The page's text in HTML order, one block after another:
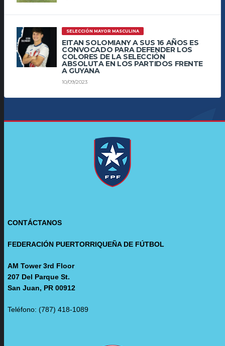
SELECCIÓN MAYOR MASCULINA
EITAN SOLOMIANY A SUS 16 AÑOS ES
CONVOCADO PARA DEFENDER LOS
COLORES DE LA SELECCIÓN
ABSOLUTA EN LOS PARTIDOS FRENTE
A GUYANA
10/09/2023
CONTÁCTANOS
FEDERACIÓN PUERTORRIQUEÑA DE FÚTBOL
AM Tower 3rd Floor
207 Del Parque St.
San Juan, PR 00912
Teléfono: (787) 418-1089